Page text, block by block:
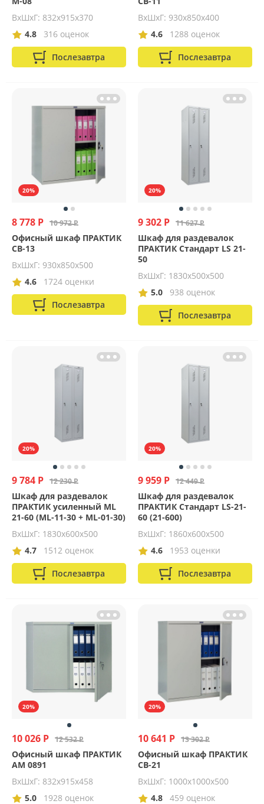
ВхШхГ: 832х915х370
4.8
316 оценок
Послезавтра
ВхШхГ: 930х850х400
4.6
1288 оценок
Послезавтра
20%
8 778 Р 10 972 Р
Офисный шкаф ПРАКТИК
CB-13
ВхШхГ: 930х850х500
4.6
1724 оценки
Послезавтра
20%
9 302 Р 11 627 Р
Шкаф для раздевалок
ПРАКТИК Стандарт LS 21-
50
ВхШхГ: 1830х500х500
5.0
938 оценок
Послезавтра
20%
9 784 Р 12 230 Р
Шкаф для раздевалок
ПРАКТИК усиленный ML
21-60 (ML-11-30 + ML-01-30)
ВхШхГ: 1830х600х500
4.7
1512 оценок
Послезавтра
20%
9 959 Р 12 449 Р
Шкаф для раздевалок
ПРАКТИК Стандарт LS-21-
60 (21-600)
ВхШхГ: 1860х600х500
4.6
1953 оценки
Послезавтра
20%
10 026 Р 12 532 Р
Офисный шкаф ПРАКТИК
AM 0891
ВхШхГ: 832х915х458
5.0
1928 оценок
20%
10 641 Р 13 302 Р
Офисный шкаф ПРАКТИК
CB-21
ВхШхГ: 1000х1000х500
4.8
459 оценок